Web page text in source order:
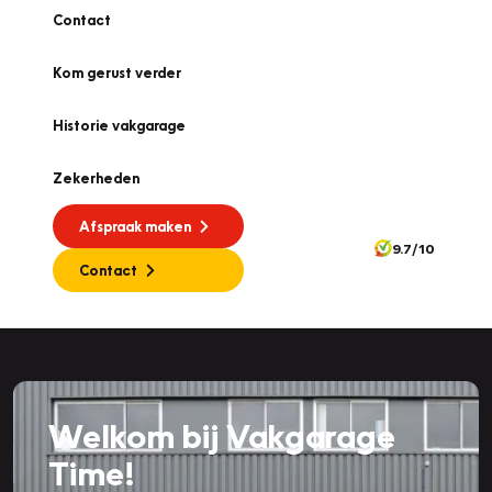
Contact
Kom gerust verder
Historie vakgarage
Zekerheden
Afspraak maken
Contact
9.7/10
Welkom bij Vakgarage
Time!